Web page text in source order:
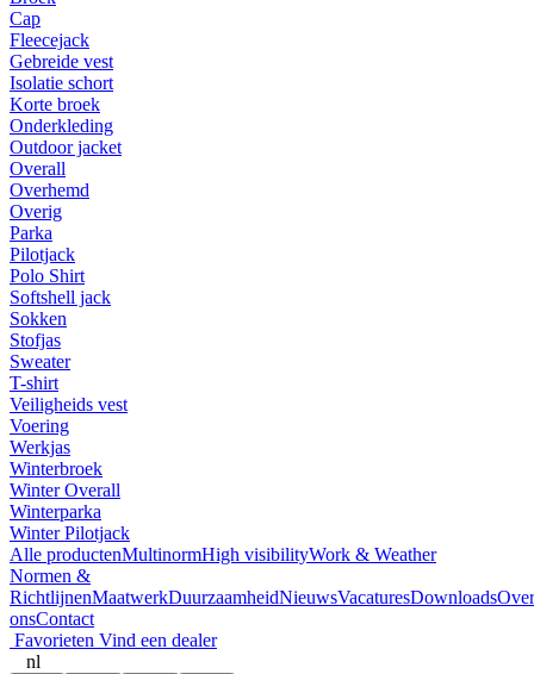
Cap
Fleecejack
Gebreide vest
Isolatie schort
Korte broek
Onderkleding
Outdoor jacket
Overall
Overhemd
Overig
Parka
Pilotjack
Polo Shirt
Softshell jack
Sokken
Stofjas
Sweater
T-shirt
Veiligheids vest
Voering
Werkjas
Winterbroek
Winter Overall
Winterparka
Winter Pilotjack
Alle productenMultinormHigh visibilityWork & Weather
Normen &
RichtlijnenMaatwerkDuurzaamheidNieuwsVacaturesDownloadsOver
onsContact
Favorieten Vind een dealer
nl